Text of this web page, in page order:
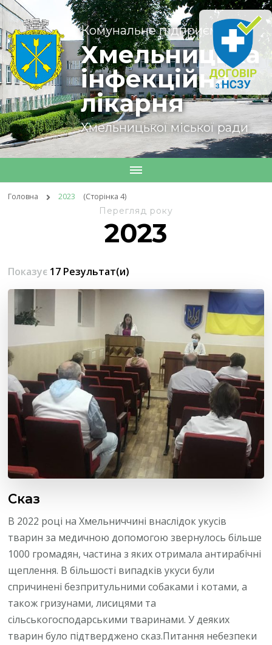
Комунальне підприємство
Хмельницька
інфекційна
лікарня
Хмельницької міської ради
Головна 2023 (Сторінка 4)
Перегляд року
2023
Показує 17 Результат(и)
Сказ
В 2022 році на Хмельниччині внаслідок укусів
тварин за медичною допомогою звернулось більше
1000 громадян, частина з яких отримала антирабічні
щеплення. В більшості випадків укуси були
спричинені безпритульними собаками і котами, а
також гризунами, лисицями та
сільськогосподарськими тваринами. У деяких
тварин було підтверджено сказ.Питання небезпеки